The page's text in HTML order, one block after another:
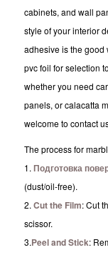
cabinets, and wall
style of your interior
adhesive is the good
pvc foil for selection
whether you need
panels, or calacatta
welcome to contact
The process for
1. Подготовка
(dust/oil-free).
2. Cut the Film: Cut
scissor.
3.Peel and Stick: